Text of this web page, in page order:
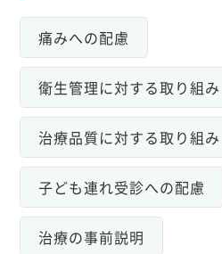
痛みへの配慮
衛生管理に対する取り組み
治療品質に対する取り組み
子ども連れ受診への配慮
治療の事前説明